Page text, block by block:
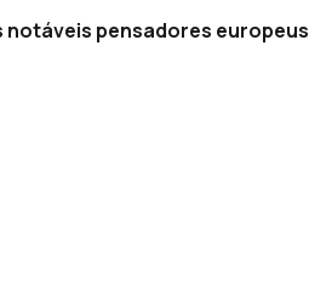
notáveis pensadores europeus